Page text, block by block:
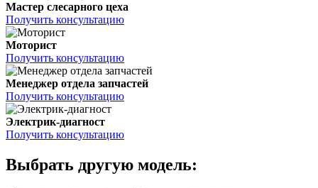
Мастер слесарного цеха
Получить консультацию
Моторист
Получить консультацию
Менеджер отдела запчастей
Получить консультацию
Электрик-диагност
Получить консультацию
Выбрать другую модель: